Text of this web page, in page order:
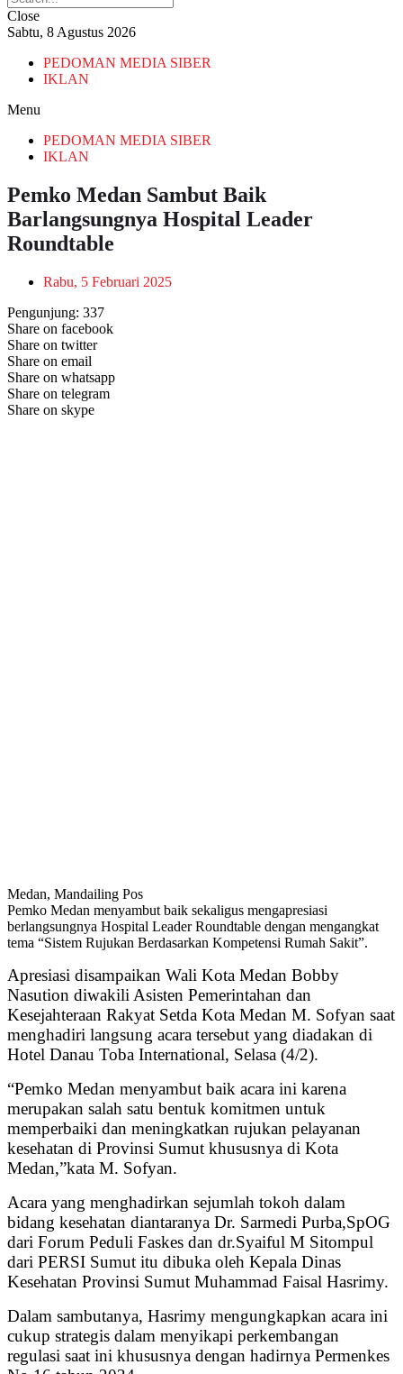
Close
Sabtu, 8 Agustus 2026
PEDOMAN MEDIA SIBER
IKLAN
Menu
PEDOMAN MEDIA SIBER
IKLAN
Pemko Medan Sambut Baik
Barlangsungnya Hospital Leader
Roundtable
Rabu, 5 Februari 2025
Pengunjung: 337
Share on facebook
Share on twitter
Share on email
Share on whatsapp
Share on telegram
Share on skype
Medan, Mandailing Pos
Pemko Medan menyambut baik sekaligus mengapresiasi
berlangsungnya Hospital Leader Roundtable dengan mengangkat
tema “Sistem Rujukan Berdasarkan Kompetensi Rumah Sakit”.
Apresiasi disampaikan Wali Kota Medan Bobby
Nasution diwakili Asisten Pemerintahan dan
Kesejahteraan Rakyat Setda Kota Medan M. Sofyan saat
menghadiri langsung acara tersebut yang diadakan di
Hotel Danau Toba International, Selasa (4/2).
“Pemko Medan menyambut baik acara ini karena
merupakan salah satu bentuk komitmen untuk
memperbaiki dan meningkatkan rujukan pelayanan
kesehatan di Provinsi Sumut khususnya di Kota
Medan,”kata M. Sofyan.
Acara yang menghadirkan sejumlah tokoh dalam
bidang kesehatan diantaranya Dr. Sarmedi Purba,SpOG
dari Forum Peduli Faskes dan dr.Syaiful M Sitompul
dari PERSI Sumut itu dibuka oleh Kepala Dinas
Kesehatan Provinsi Sumut Muhammad Faisal Hasrimy.
Dalam sambutanya, Hasrimy mengungkapkan acara ini
cukup strategis dalam menyikapi perkembangan
regulasi saat ini khususnya dengan hadirnya Permenkes